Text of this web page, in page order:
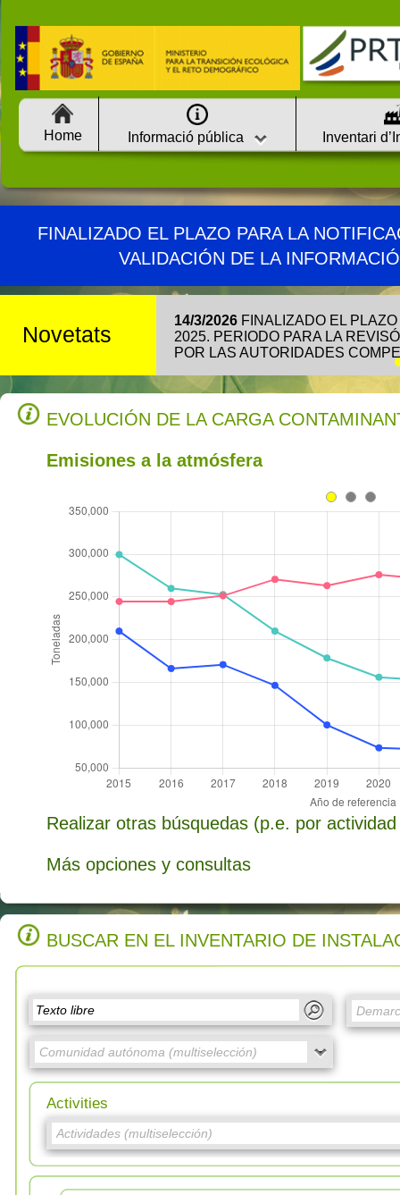
Home Informació pública Inventari
FINALIZADO EL PLAZO PARA LA
VALIDACIÓN DE LA
Novetats
14/3/2026 FINALIZADO EL
2025. PERIODO PARA LA
POR LAS AUTORIDADES
EVOLUCIÓN DE LA CARGA
Emisiones a la atmósfera
. . .
Realizar otras búsquedas (p.e. por
Más opciones y consultas
BUSCAR EN EL INVENTARIO DE
Activities